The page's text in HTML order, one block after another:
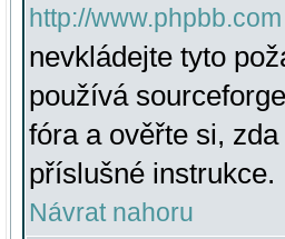
http://www.phpbb.com
nevkládejte tyto
používá
fóra a ověřte si,
příslušné instrukce.
Návrat nahoru